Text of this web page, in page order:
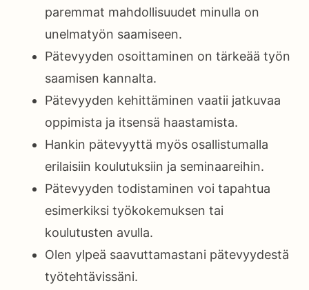
paremmat mahdollisuudet minulla on
unelmatyön saamiseen.
Pätevyyden osoittaminen on tärkeää työn
saamisen kannalta.
Pätevyyden kehittäminen vaatii jatkuvaa
oppimista ja itsensä haastamista.
Hankin pätevyyttä myös osallistumalla
erilaisiin koulutuksiin ja seminaareihin.
Pätevyyden todistaminen voi tapahtua
esimerkiksi työkokemuksen tai
koulutusten avulla.
Olen ylpeä saavuttamastani pätevyydestä
työtehtävissäni.